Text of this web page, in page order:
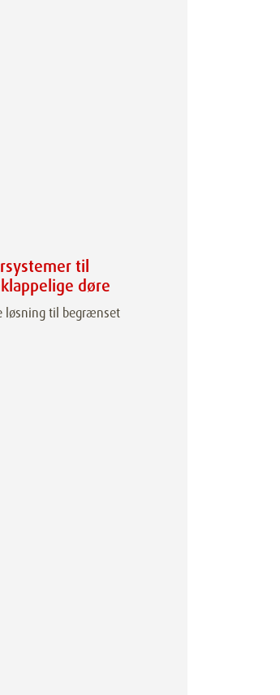
til
døre
løsning til begrænset